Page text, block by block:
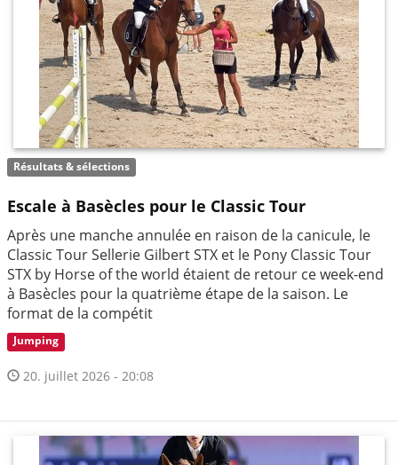
Résultats & sélections
Escale à Basècles pour le Classic Tour
Après une manche annulée en raison de la canicule, le
Classic Tour Sellerie Gilbert STX et le Pony Classic Tour
STX by Horse of the world étaient de retour ce week-end
à Basècles pour la quatrième étape de la saison. Le
format de la compétit
Jumping
20. juillet 2026 - 20:08